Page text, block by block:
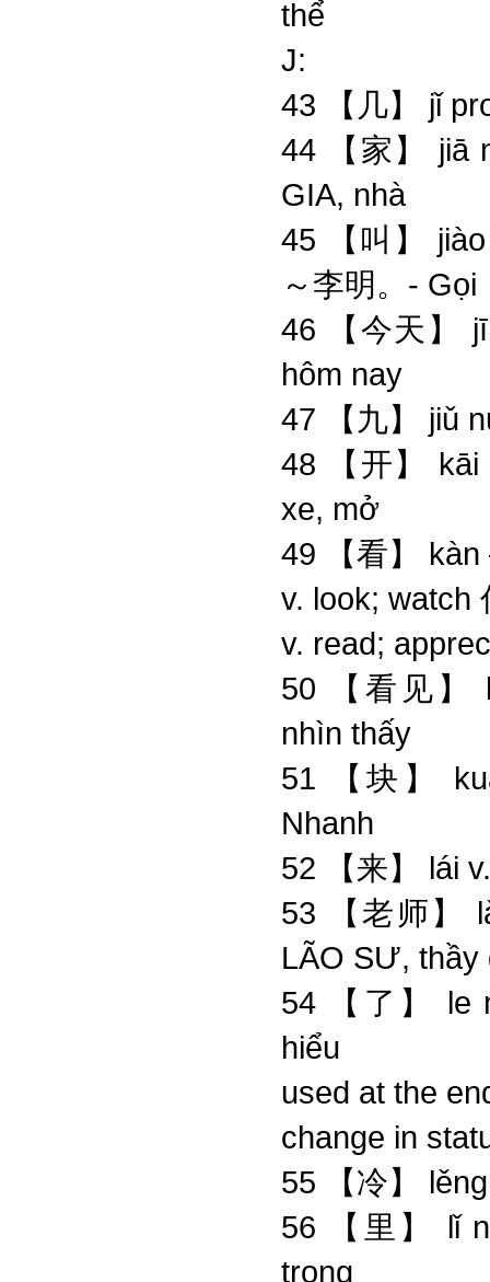
thể
J:
43 【几】 jǐ
44 【家】 jiā
GIA, nhà
45 【叫】
～李明。- Gọi
46 【今天】
hôm nay
47 【九】 jiǔ
48 【开】 kāi
xe, mở
49 【看】
v. look; watch
v. read;
50 【看见】
nhìn thấy
51 【块】
Nhanh
52 【来】 lái
53 【老师】
LÃO SƯ, thầy
54 【了】 le
hiểu
used at the
change in
55 【冷】
56 【里】 lǐ
trong